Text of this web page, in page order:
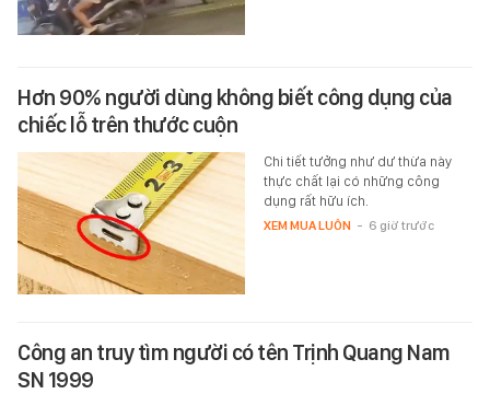
Hơn 90% người dùng không biết công dụng của
chiếc lỗ trên thước cuộn
Chi tiết tưởng như dư thừa này
thực chất lại có những công
dụng rất hữu ích.
XEM MUA LUÔN - 6 giờ trước
Công an truy tìm người có tên Trịnh Quang Nam
SN 1999